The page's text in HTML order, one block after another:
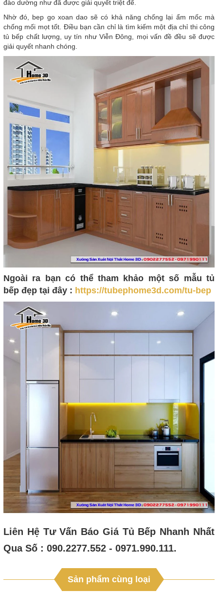
đào dường như đã được giải quyết triệt để.
Nhờ đó, bep go xoan dao sẽ có khả năng chống lại ẩm mốc mà
chống mối mọt tốt. Điều bạn cần chỉ là tìm kiếm một địa chỉ thi công
tủ bếp chất lượng, uy tín như Viễn Đông, mọi vấn đề đều sẽ được
giải quyết nhanh chóng.
Ngoài ra bạn có thể tham khảo một số mẫu tủ
bếp đẹp tại đây : https://tubephome3d.com/tu-bep
Liên Hệ Tư Vấn Báo Giá Tủ Bếp Nhanh Nhất
Qua Số : 090.2277.552 - 0971.990.111.
Sản phẩm cùng loại